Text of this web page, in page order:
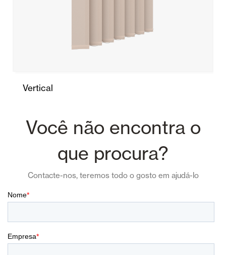
Vertical
Você não encontra o
que procura?
Contacte-nos, teremos todo o gosto em ajudá-lo